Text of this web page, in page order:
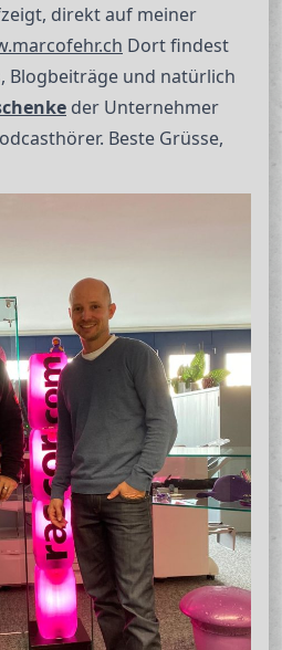
direkt auf meiner
Dort findest
Blogbeiträge und natürlich
der Unternehmer
Beste Grüsse,